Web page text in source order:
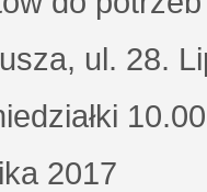
ul. 28.
2017